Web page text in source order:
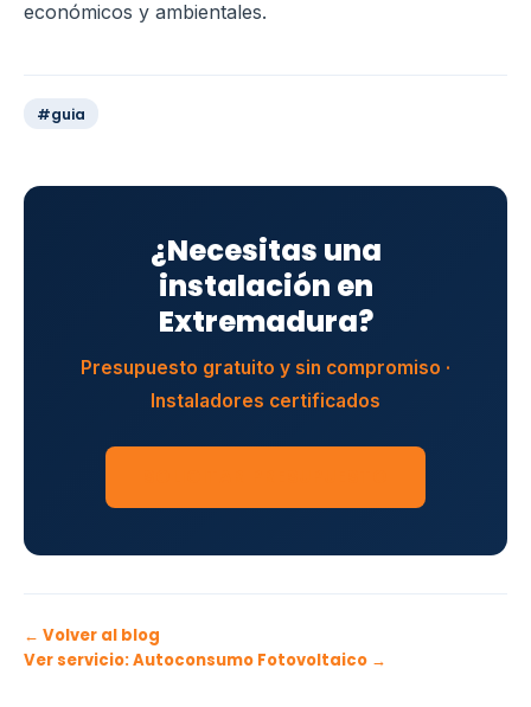
económicos y ambientales.
#guia
¿Necesitas una
instalación en
Extremadura?
Presupuesto gratuito y sin compromiso ·
Instaladores certificados
← Volver al blog
Ver servicio: Autoconsumo Fotovoltaico →